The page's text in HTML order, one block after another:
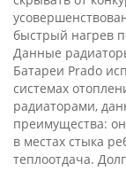
быстрый нагрев
Данные
Батареи Prado
системах
радиаторами,
преимущества:
в местах стыка
теплоотдача.